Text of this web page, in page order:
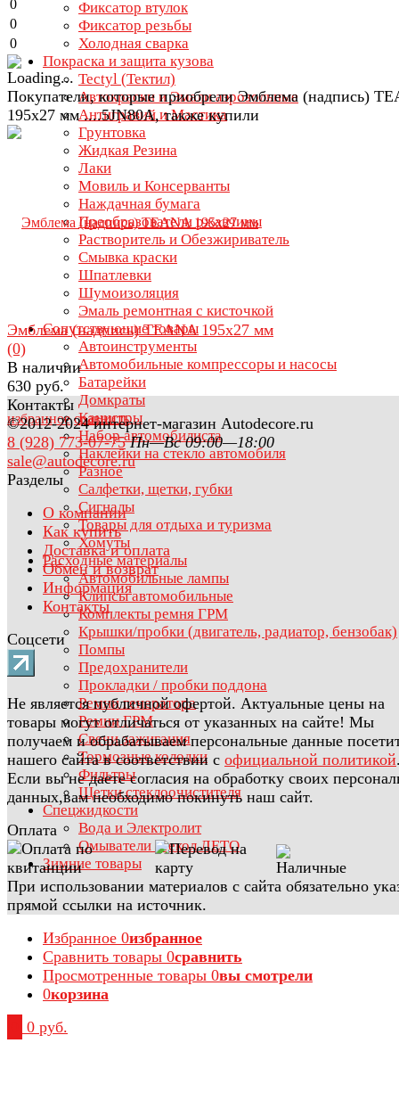
Фиксатор втулок
Фиксатор резьбы
Холодная сварка
Покраска и защита кузова
Tectyl (Тектил)
Автокраски и Эмали аэрозольные
Антигравий и Мастика
Грунтовка
Жидкая Резина
Лаки
Мовиль и Консерванты
Наждачная бумага
Преобразователи ржавчины
Растворитель и Обезжириватель
Смывка краски
Шпатлевки
Шумоизоляция
Эмаль ремонтная с кисточкой
Сопутствующие товары
Автоинструменты
Автомобильные компрессоры и насосы
Батарейки
Домкраты
Канистры
Набор автомобилиста
Наклейки на стекло автомобиля
Разное
Салфетки, щетки, губки
Сигналы
Товары для отдыха и туризма
Хомуты
Расходные материалы
Автомобильные лампы
Клипсы автомобильные
Комплекты ремня ГРМ
Крышки/пробки (двигатель, радиатор, бензобак)
Помпы
Предохранители
Прокладки / пробки поддона
Ремни генератора
Ремни ГРМ
Свечи зажигания
Тормозные колодки
Фильтры
Щетки стеклоочистителя
Спецжидкости
Вода и Электролит
Омыватели стекол ЛЕТО
Зимние товары
0
0
0
Покупатели, которые приобрели Эмблема (надпись)
195х27 мм ....5JN80A, также купили
избранное сравнить
Эмблема (надпись) TEANA 195х27 мм
(0)
В наличии
630 руб.
Контакты
©2012-2024 интернет-магазин Autodecore.ru
8 (928) 773-07-75 Пн—Вс 09:00—18:00
sale@autodecore.ru
Разделы
О компании
Как купить
Доставка и оплата
Обмен и возврат
Информация
Контакты
Соцсети
Не является публичной офертой. Актуальные цены на
товары могут отличаться от указанных на сайте! Мы
получаем и обрабатываем персональные данные
нашего сайта в соответствии с официальной политикой
Если вы не даете согласия на обработку своих
данных,вам необходимо покинуть наш сайт.
Оплата
При использовании материалов с сайта обязательно
прямой ссылки на источник.
Избранное 0избранное
Сравнить товары 0сравнить
Просмотренные товары 0вы смотрели
0корзина
0 руб.